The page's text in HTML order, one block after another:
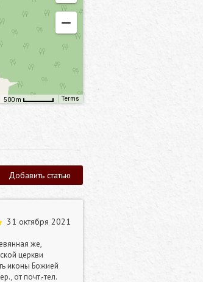
500 m Terms
Добавить статью
31 октября 2021
же,
церкви
иконы Божией
от почт.-тел.